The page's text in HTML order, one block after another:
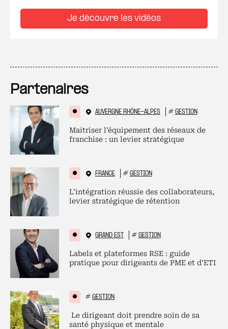
Je découvre les vidéos
Partenaires
AUVERGNE RHÔNE-ALPES # GESTION
Maitriser l’équipement des réseaux de
franchise : un levier stratégique
FRANCE # GESTION
L’intégration réussie des collaborateurs,
levier stratégique de rétention
GRAND EST # GESTION
Labels et plateformes RSE : guide
pratique pour dirigeants de PME et d’ETI
# GESTION
Le dirigeant doit prendre soin de sa
santé physique et mentale